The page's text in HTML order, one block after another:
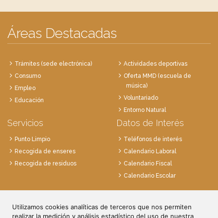
Utilizamos cookies analíticas de terceros que nos permiten
realizar la medición y análisis estadístico del uso de nuestra
Áreas Destacadas
Trámites (sede electrónica)
Consumo
Empleo
Educación
Actividades deportivas
Oferta MMD (escuela de
música)
Voluntariado
Entorno Natural
Servicios
Punto Limpio
Recogida de enseres
Recogida de residuos
Datos de Interés
Teléfonos de interés
Calendario Laboral
Calendario Fiscal
Calendario Escolar
28814 Daganzo, Madrid